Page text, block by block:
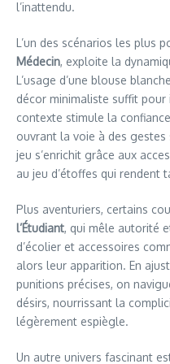
l’inattendu.
L’un des scénarios les plus
Médecin, exploite la
L’usage d’une blouse
décor minimaliste suffit pour
contexte stimule la
ouvrant la voie à des gestes
jeu s’enrichit grâce aux
au jeu d’étoffes qui rendent
Plus aventuriers, certains
l’Étudiant, qui mêle autorité
d’écolier et accessoires
alors leur apparition. En
punitions précises, on
désirs, nourrissant la
légèrement espiègle.
Un autre univers fascinant